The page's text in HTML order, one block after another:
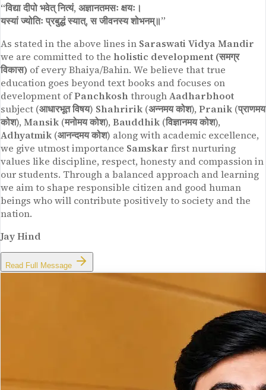
“विद्या दीपो भवेत् नित्यं, अज्ञानतमसः क्षयः।
यस्यां ज्योतिः प्रबुद्धं स्यात्, स जीवनस्य शोभनम्॥”
As stated in the above lines in Saraswati Vidya Mandir
we are committed to the holistic development (समग्र
विकास) of every Bhaiya/Bahin. We believe that true
education goes beyond text books and focuses on
development ofPanchkosh throughAadharbhoot
subject (आधारभूत विषय) Shahririk (अन्नमय कोश), Pranik (प्राणमय
कोश), Mansik (मनोमय कोश), Bauddhik (विज्ञानमय कोश),
Adhyatmik (आनन्दमय कोश) along with academic excellence,
we give utmost importance Samskar first nurturing
values like discipline, respect, honesty and compassion in
our students. Through a balanced approach and learning
we aim to shape responsible citizen and good human
beings who will contribute positively to society and the
nation.
Jay Hind
Read Full Message